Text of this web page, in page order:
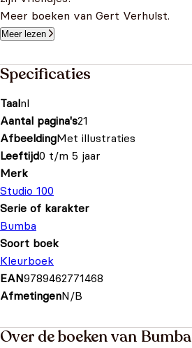
Meer boeken van Gert Verhulst.
Meer lezen
Specificaties
Taalnl
Aantal pagina's21
AfbeeldingMet illustraties
Leeftijd0 t/m 5 jaar
Merk
Studio 100
Serie of karakter
Bumba
Soort boek
Kleurboek
EAN9789462771468
AfmetingenN/B
Over de boeken van Bumba